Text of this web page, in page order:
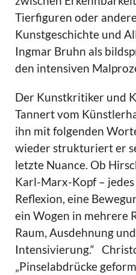
Tierfiguren oder
Kunstgeschichte und
Ingmar Bruhn als
den intensiven
Der Kunstkritiker und
Tannert vom
ihn mit folgenden
wieder strukturiert er
letzte Nuance. Ob
Karl-Marx-Kopf –
Reflexion, eine
ein Wogen in mehrere
Raum, Ausdehnung und
Intensivierung.“
„Pinselabdrücke